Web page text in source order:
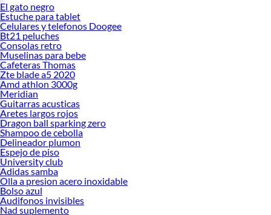
El gato negro
Estuche para tablet
Celulares y telefonos Doogee
Bt21 peluches
Consolas retro
Muselinas para bebe
Cafeteras Thomas
Zte blade a5 2020
Amd athlon 3000g
Meridian
Guitarras acusticas
Aretes largos rojos
Dragon ball sparking zero
Shampoo de cebolla
Delineador plumon
Espejo de piso
University club
Adidas samba
Olla a presion acero inoxidable
Bolso azul
Audifonos invisibles
Nad suplemento